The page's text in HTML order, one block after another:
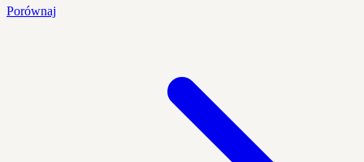
Porównaj